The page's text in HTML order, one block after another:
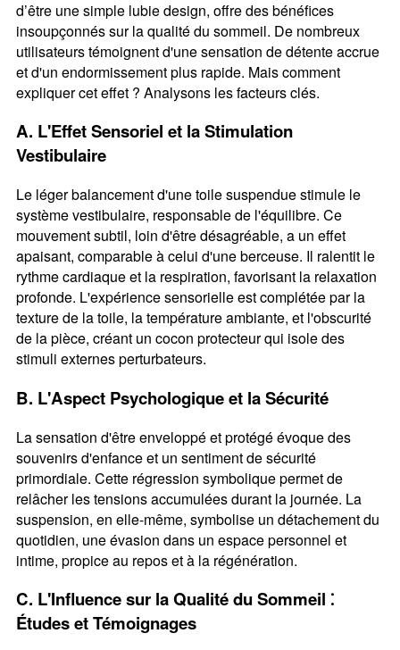
d’être une simple lubie design, offre des bénéfices
insoupçonnés sur la qualité du sommeil. De nombreux
utilisateurs témoignent d'une sensation de détente accrue
et d'un endormissement plus rapide. Mais comment
expliquer cet effet ? Analysons les facteurs clés.
A. L'Effet Sensoriel et la Stimulation
Vestibulaire
Le léger balancement d'une toile suspendue stimule le
système vestibulaire, responsable de l'équilibre. Ce
mouvement subtil, loin d'être désagréable, a un effet
apaisant, comparable à celui d'une berceuse. Il ralentit le
rythme cardiaque et la respiration, favorisant la relaxation
profonde. L'expérience sensorielle est complétée par la
texture de la toile, la température ambiante, et l'obscurité
de la pièce, créant un cocon protecteur qui isole des
stimuli externes perturbateurs.
B. L'Aspect Psychologique et la Sécurité
La sensation d'être enveloppé et protégé évoque des
souvenirs d'enfance et un sentiment de sécurité
primordiale. Cette régression symbolique permet de
relâcher les tensions accumulées durant la journée. La
suspension, en elle-même, symbolise un détachement du
quotidien, une évasion dans un espace personnel et
intime, propice au repos et à la régénération.
C. L'Influence sur la Qualité du Sommeil ⁚
Études et Témoignages